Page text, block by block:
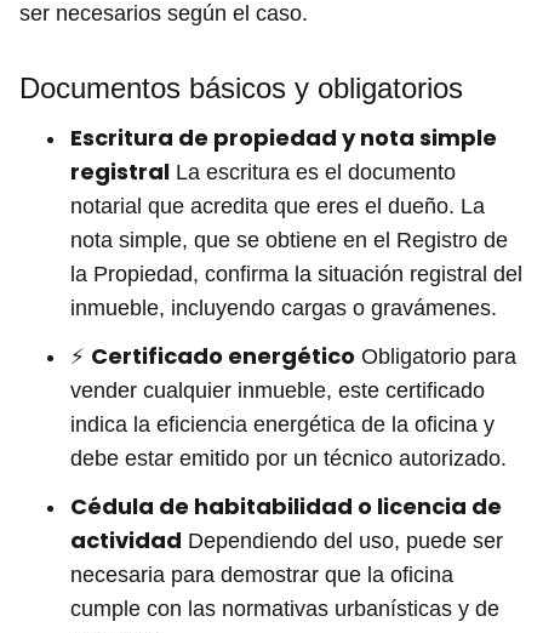
ser necesarios según el caso.
Documentos básicos y obligatorios
Escritura de propiedad y nota simple
registral La escritura es el documento
notarial que acredita que eres el dueño. La
nota simple, que se obtiene en el Registro de
la Propiedad, confirma la situación registral del
inmueble, incluyendo cargas o gravámenes.
⚡ Certificado energético Obligatorio para
vender cualquier inmueble, este certificado
indica la eficiencia energética de la oficina y
debe estar emitido por un técnico autorizado.
Cédula de habitabilidad o licencia de
actividad Dependiendo del uso, puede ser
necesaria para demostrar que la oficina
cumple con las normativas urbanísticas y de